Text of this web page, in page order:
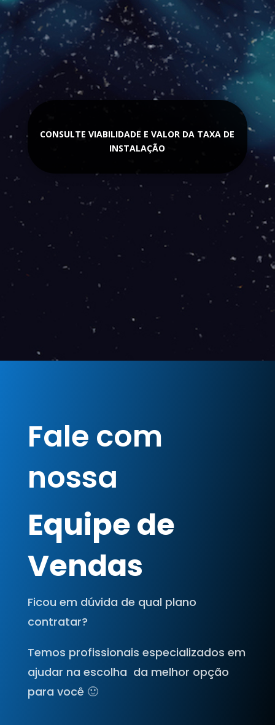
Upload: 12 Mbps
CONSULTE VIABILIDADE E VALOR DA TAXA DE
INSTALAÇÃO
Fale com
nossa
Equipe de
Vendas
Ficou em dúvida de qual plano
contratar?
Temos profissionais especializados em
ajudar na escolha da melhor opção
para você 🙂